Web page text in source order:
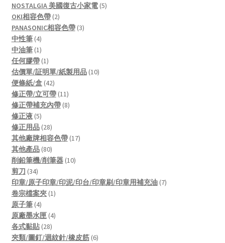
products
NOSTALGIA 美國復古小家電 55
OKI相容色帶 22
products
PANASONIC相容色帶 33
中性筆 44
products
中油筆 11
product
任何膠帶 11
product
估價單/証明單/紙製用品 1010
便條紙/盒 4242
products
修正帶/立可帶 1111
products
修正帶補充內帶 88
修正液 55
products
修正用品 2828
products
其他廠牌相容色帶 1717
其他產品 8080
products
削鉛筆機/削筆器 1010
剪刀 3434
products
印章/原子印章/印泥/印台/印章刷/印章用補充油 77
卷宗檔案夾 11
原子筆 44
products
原廠墨水匣 44
各式黏貼 2828
products
夾類/圖釘/迴紋針/橡皮筋 66